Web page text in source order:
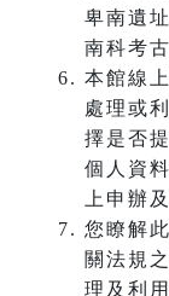
卑南遺
南科考
本館線
處理或
擇是否
個人資
上申辦
您瞭解
關法規
理及利